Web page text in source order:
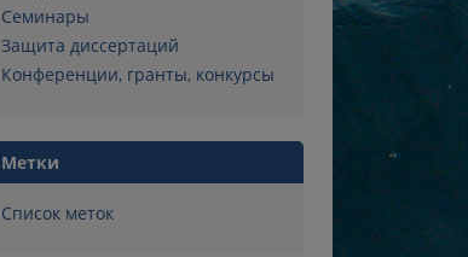
Семинары
Защита диссертаций
Конференции, гранты, конкурсы
Метки
Список меток